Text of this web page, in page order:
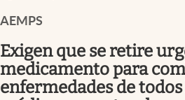
AEMPS
Exigen que se retire
medicamento para
enfermedades de